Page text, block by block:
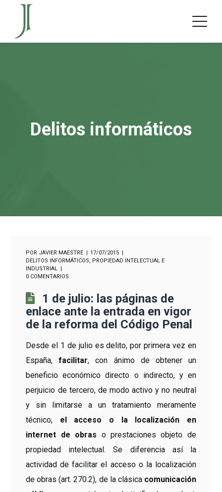
Delitos informáticos
POR JAVIER MAESTRE
17/07/2015
DELITOS INFORMÁTICOS, PROPIEDAD INTELECTUAL E
INDUSTRIAL
0 COMENTARIOS
1 de julio: las páginas de
enlace ante la entrada en vigor
de la reforma del Código Penal
Desde el 1 de julio es delito, por primera vez en
España,facilitar, con ánimo de obtener un
beneficio económico directo o indirecto, y en
perjuicio de tercero, de modo activo y no neutral
y sin limitarse a un tratamiento meramente
técnico, el acceso o la localización en
internet de obras o prestaciones objeto de
propiedad intelectual. Se diferencia así la
actividad de facilitar el acceso o la localización
de obras (art. 270.2), de la clásica comunicación